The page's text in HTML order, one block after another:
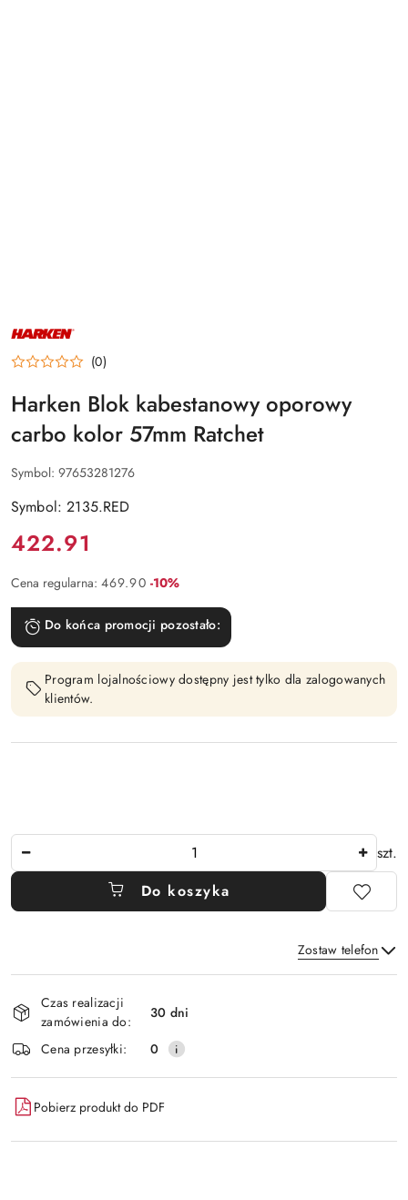
NAZWA
PRODUCENTA:
HARKEN (0)
Harken Blok kabestanowy oporowy
carbo kolor 57mm Ratchet
Symbol: 97653281276
Symbol: 2135.RED
Cena:
422.91
Cena regularna: 469.90 Rabat:
-10%
Do końca promocji pozostało:
Program lojalnościowy dostępny jest tylko dla zalogowanych
klientów.
szt.
Do koszyka
Zostaw telefon
i
dostawa
Czas realizacji
zamówienia do:
30 dni
Cena przesyłki:
0
Pobierz produkt do PDF